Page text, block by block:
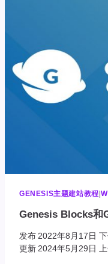
GENESIS主题建站教程 |
Genesis Blocks和
发布 2022年8月17日
更新 2024年5月29日